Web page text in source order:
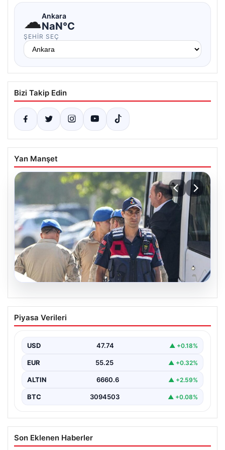
☁Ankara
NaN°C
ŞEHIR SEÇ
Bizi Takip Edin
Yan Manşet
07.08.2026
Menderes Belediye Başkanı İlkay Çiçek
ve 9 Kişi Tutuklandı
Çiçek'in de aralarında bulunduğu isimlere yönelik
yürütülen kapsamlı…
Piyasa Verileri
USD 47.74 ▲ +0.18%
EUR 55.25 ▲ +0.32%
ALTIN 6660.6 ▲ +2.59%
BTC 3094503 ▲ +0.08%
Son Eklenen Haberler